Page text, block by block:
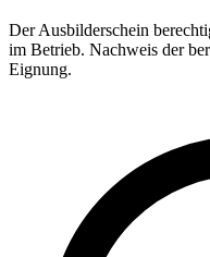
Der Ausbilderschein
im Betrieb. Nachweis der
Eignung.